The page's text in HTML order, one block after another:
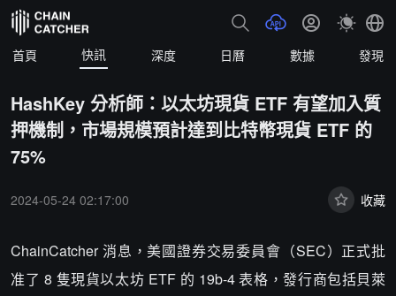
首頁 快訊 深度 日曆 數據 發現
HashKey 分析師：以太坊現貨 ETF 有望加入質
押機制，市場規模預計達到比特幣現貨 ETF 的
75%
2024-05-24 02:17:00 收藏
ChainCatcher 消息，美國證券交易委員會（SEC）正式批
准了 8 隻現貨以太坊 ETF 的 19b-4 表格，發行商包括貝萊